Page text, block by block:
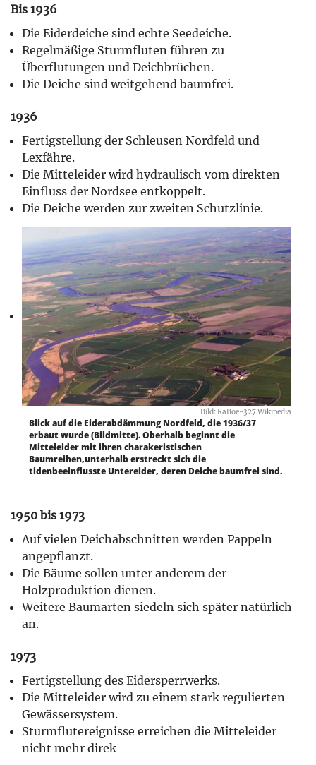
Bis 1936
Die Eiderdeiche sind echte Seedeiche.
Regelmäßige Sturmfluten führen zu
Überflutungen und Deichbrüchen.
Die Deiche sind weitgehend baumfrei.
1936
Fertigstellung der Schleusen Nordfeld und
Lexfähre.
Die Mitteleider wird hydraulisch vom direkten
Einfluss der Nordsee entkoppelt.
Die Deiche werden zur zweiten Schutzlinie.
Bild: RaBoe-327 Wikipedia
Blick auf die Eiderabdämmung Nordfeld, die 1936/37
erbaut wurde (Bildmitte). Oberhalb beginnt die
Mitteleider mit ihren charakeristischen
Baumreihen,unterhalb erstreckt sich die
tidenbeeinflusste Untereider, deren Deiche baumfrei sind.
1950 bis 1973
Auf vielen Deichabschnitten werden Pappeln
angepflanzt.
Die Bäume sollen unter anderem der
Holzproduktion dienen.
Weitere Baumarten siedeln sich später natürlich
an.
1973
Fertigstellung des Eidersperrwerks.
Die Mitteleider wird zu einem stark regulierten
Gewässersystem.
Sturmflutereignisse erreichen die Mitteleider
nicht mehr direk